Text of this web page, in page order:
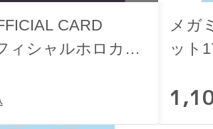
CARD
ィシャルホロカス
メガ
ット